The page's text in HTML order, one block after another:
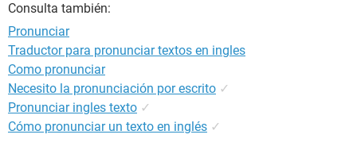
Me: yes, you are right, we must see the positive side of the
pandemic and hope that things will improve much better
than before.
Ario: Oh and girls, don't forget to use security protocols! .
Configuración:Android / Chrome 55.0.2883.91
Consulta también:
Pronunciar
Traductor para pronunciar textos en ingles
Como pronunciar
Necesito la pronunciación por escrito ✓
Pronunciar ingles texto ✓
Cómo pronunciar un texto en inglés ✓